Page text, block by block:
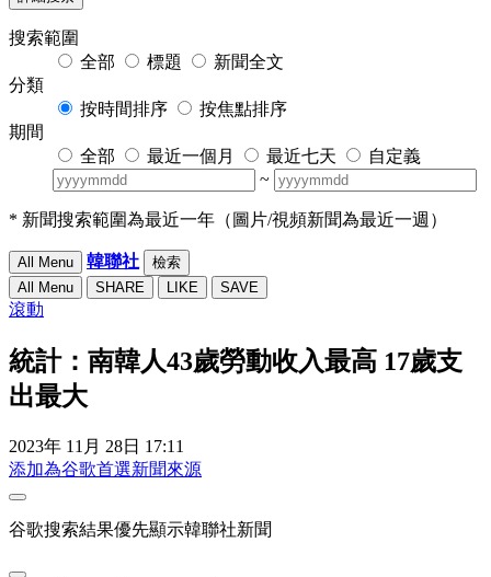
搜索範圍
全部
標題
新聞全文
分類
按時間排序
按焦點排序
期間
全部
最近一個月 最近七天
自定義
~
* 新聞搜索範圍為最近一年（圖片/視頻新聞為最近一週）
All Menu 韓聯社
檢索
All Menu
SHARE LIKE SAVE
滾動
統計：南韓人43歲勞動收入最高 17歲支
出最大
2023年 11月 28日 17:11
添加為谷歌首選新聞來源
谷歌搜索結果優先顯示韓聯社新聞